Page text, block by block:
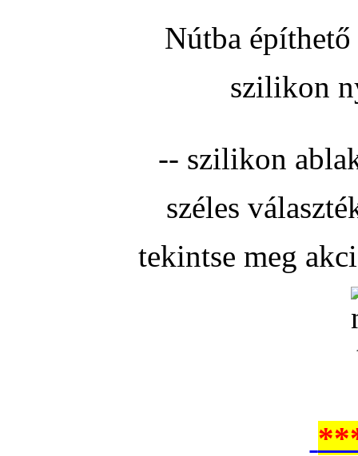
Nútba
szilikon
-- szilikon
széles
tekintse meg